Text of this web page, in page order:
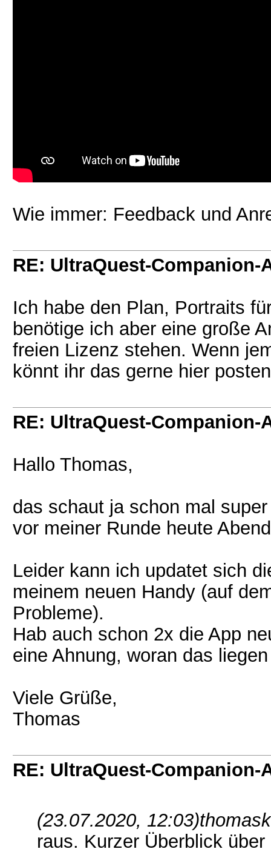
Wie immer: Feedback und
RE: UltraQuest-Companion-
Ich habe den Plan, Portraits
benötige ich aber eine große
freien Lizenz stehen. Wenn
könnt ihr das gerne hier
RE: UltraQuest-Companion-
Hallo Thomas,
das schaut ja schon mal
vor meiner Runde heute
Leider kann ich updatet sich
meinem neuen Handy (auf
Probleme).
Hab auch schon 2x die App
eine Ahnung, woran das
Viele Grüße,
Thomas
RE: UltraQuest-Companion-
(23.07.2020, 12:03)
raus. Kurzer Überblick